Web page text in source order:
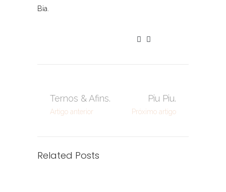
Bia.
Ternos & Afins.
Artigo anterior
Piu Piu.
Próximo artigo
Related Posts